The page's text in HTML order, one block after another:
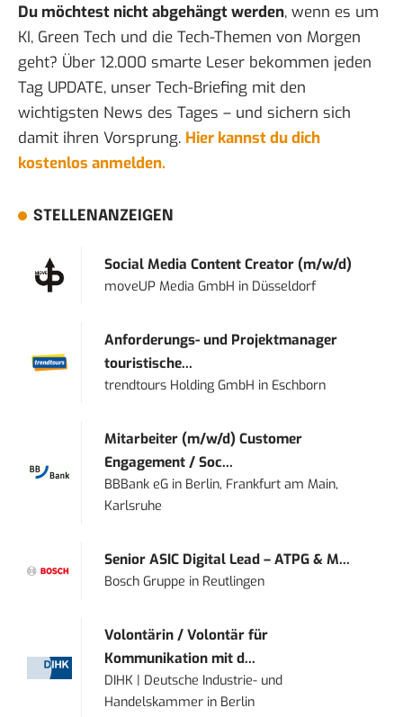
Du möchtest nicht abgehängt werden, wenn es um
KI, Green Tech und die Tech-Themen von Morgen
geht? Über 12.000 smarte Leser bekommen jeden
Tag UPDATE, unser Tech-Briefing mit den
wichtigsten News des Tages – und sichern sich
damit ihren Vorsprung. Hier kannst du dich
kostenlos anmelden.
STELLENANZEIGEN
Social Media Content Creator (m/w/d)
moveUP Media GmbH in Düsseldorf
Anforderungs- und Projektmanager
touristische...
trendtours Holding GmbH in Eschborn
Mitarbeiter (m/w/d) Customer
Engagement / Soc...
BBBank eG in Berlin, Frankfurt am Main,
Karlsruhe
Senior ASIC Digital Lead – ATPG & M...
Bosch Gruppe in Reutlingen
Volontärin / Volontär für
Kommunikation mit d...
DIHK | Deutsche Industrie- und
Handelskammer in Berlin